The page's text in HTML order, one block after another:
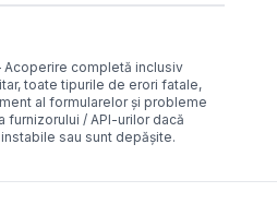
Acoperire completă inclusiv
toate tipurile de erori fatale,
al formularelor și probleme
furnizorului / API-urilor dacă
sau sunt depășite.